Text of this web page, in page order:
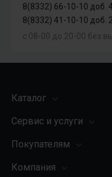
8(8332) 66-10-10 доб. 4
8(8332) 41-10-10 доб. 2
с 08-00 до 20-00 без
Каталог
Шины
Грузовые шины
Диски
Сервис и услуги
Заправка кондиционера
Подвеска (ходовая
Покупателям
Акции
Компания